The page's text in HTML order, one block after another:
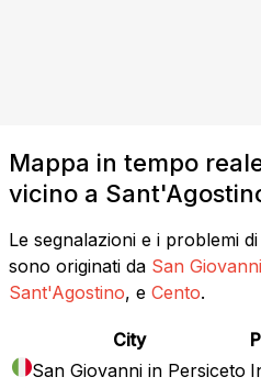
Mappa in tempo
vicino a
Le segnalazioni e i problemi
sono originati da San
Sant'Agostino, e Cento.
City
San Giovanni in Persiceto